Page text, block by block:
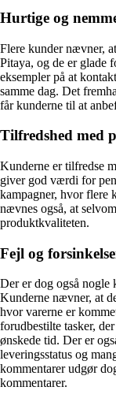
Hurtige og
Flere kunder nævner,
Pitaya, og de er glade
eksempler på at
samme dag. Det
får kunderne til at
Tilfredshed med
Kunderne er tilfredse
giver god værdi for
kampagner, hvor flere
nævnes også, at
produktkvaliteten.
Fejl og
Der er dog også nogle
Kunderne nævner, at
hvor varerne er
forudbestilte tasker,
ønskede tid. Der er
leveringsstatus og
kommentarer udgør
kommentarer.